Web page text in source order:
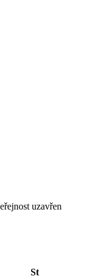
uzavřen
St